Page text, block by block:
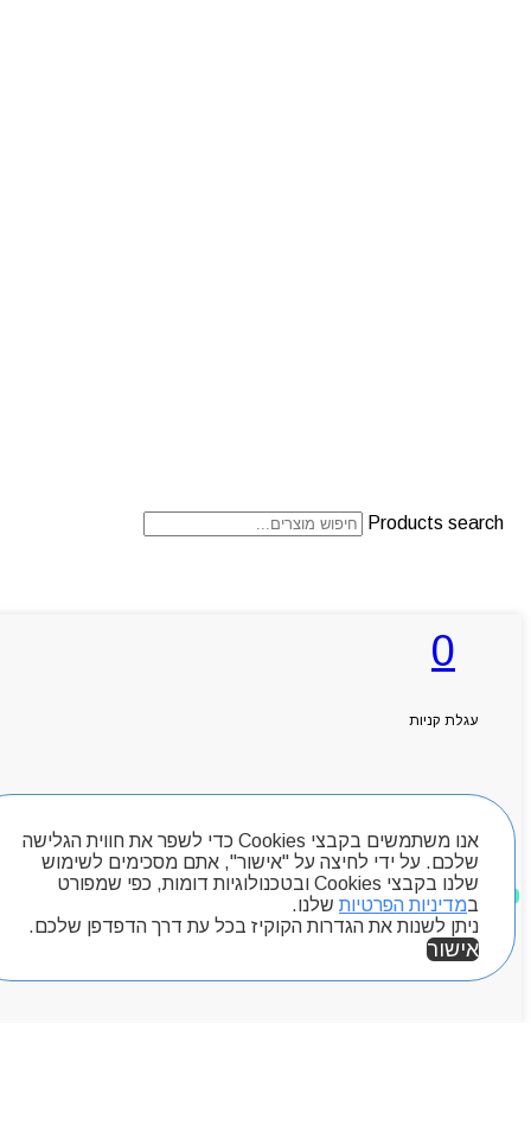
אנו משתמשים בקבצי Cookies כדי לשפר את חווית הגלישה
שלכם. על ידי לחיצה על "אישור", אתם מסכימים לשימוש
שלנו בקבצי Cookies ובטכנולוגיות דומות, כפי שמפורט
במדיניות הפרטיות שלנו.
ניתן לשנות את הגדרות הקוקיז בכל עת דרך הדפדפן שלכם.
אישור
0
עגלת קניות
חיפוש מוצרים
מוצרים שאהבתי
Products search
אודותניו
קטלוג מוצרים
יצירת קשר